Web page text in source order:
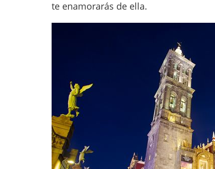
te enamorarás de ella.